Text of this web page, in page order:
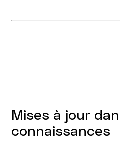
Mises à jour
connaissances